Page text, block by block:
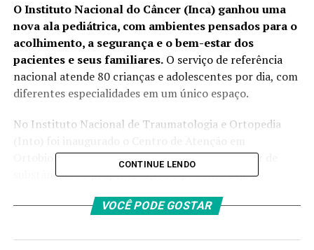
O Instituto Nacional do Câncer (Inca) ganhou uma
nova ala pediátrica, com ambientes pensados para o
acolhimento, a segurança e o bem-estar dos
pacientes e seus familiares.O serviço de referência
nacional atende 80 crianças e adolescentes por dia, com
diferentes especialidades em um único espaço.
No Instituto Nacional de Traumatologia e Ortopedia
Ortobiológicos, terapias avançadas feitas a partir de
substâncias do próprio corpo do paciente e que
tecidos.O Into também recebeu 200 novos
leitos de enfermaria e cinco salas cirúrgicas.
CONTINUE LENDO
VOCÊ PODE GOSTAR